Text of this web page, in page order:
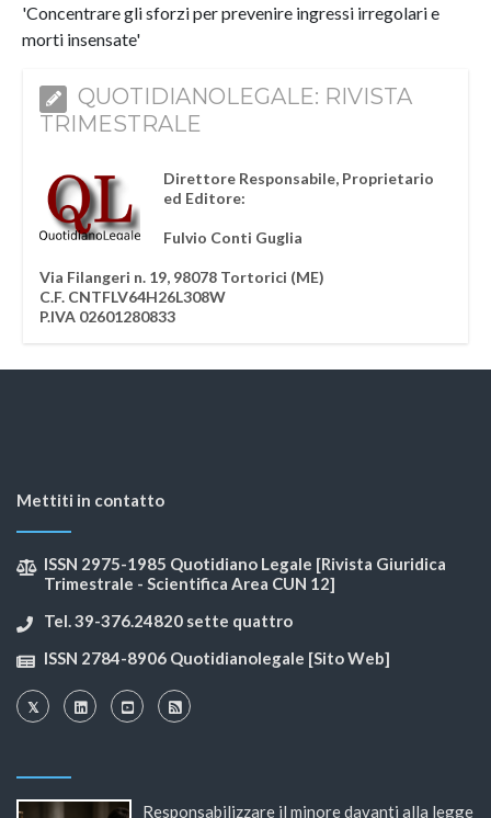
'Concentrare gli sforzi per prevenire ingressi irregolari e
morti insensate'
QUOTIDIANOLEGALE: RIVISTA
TRIMESTRALE
Direttore Responsabile, Proprietario
ed Editore:
Fulvio Conti Guglia
Via Filangeri n. 19, 98078 Tortorici (ME)
C.F. CNTFLV64H26L308W
P.IVA 02601280833
Mettiti in contatto
ISSN 2975-1985 Quotidiano Legale [Rivista Giuridica
Trimestrale - Scientifica Area CUN 12]
Tel. 39-376.24820 sette quattro
ISSN 2784-8906 Quotidianolegale [Sito Web]
Responsabilizzare il minore davanti alla legge